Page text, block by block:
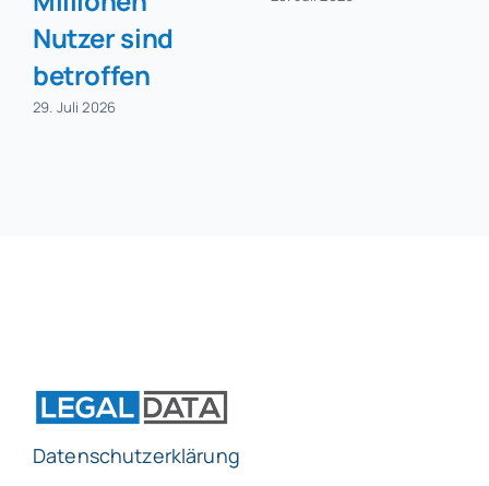
Nutzer sind
betroffen
29. Juli 2026
Datenschutzerklärung